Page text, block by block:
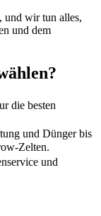
und wir tun alles,
und dem
die besten
und Dünger bis
Zelten.
und